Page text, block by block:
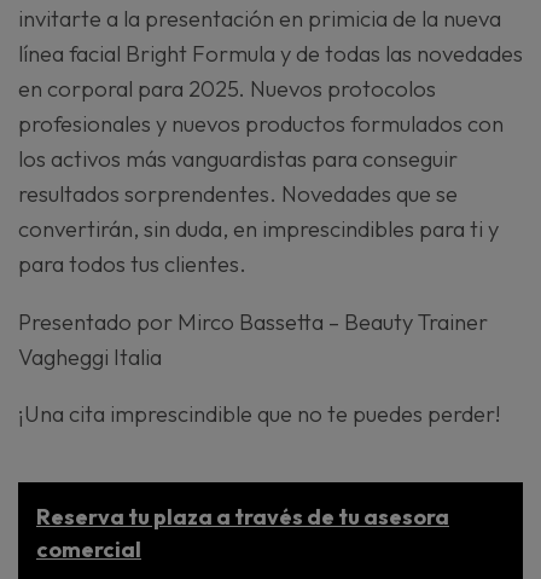
invitarte a la presentación en primicia de la nueva
línea facial Bright Formula y de todas las novedades
en corporal para 2025. Nuevos protocolos
profesionales y nuevos productos formulados con
los activos más vanguardistas para conseguir
resultados sorprendentes. Novedades que se
convertirán, sin duda, en imprescindibles para ti y
para todos tus clientes.
Presentado por Mirco Bassetta – Beauty Trainer
Vagheggi Italia
¡Una cita imprescindible que no te puedes perder!
Reserva tu plaza a través de tu asesora
comercial